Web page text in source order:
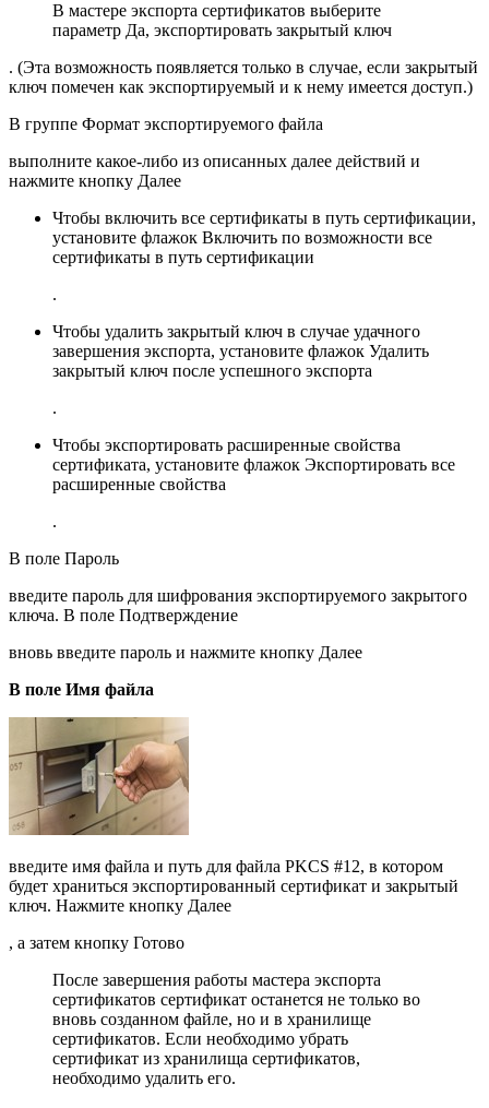
В мастере экспорта сертификатов выберите
параметр Да, экспортировать закрытый ключ
. (Эта возможность появляется только в случае, если закрытый
ключ помечен как экспортируемый и к нему имеется доступ.)
В группе Формат экспортируемого файла
выполните какое-либо из описанных далее действий и
нажмите кнопку Далее
Чтобы включить все сертификаты в путь сертификации,
установите флажок Включить по возможности все
сертификаты в путь сертификации
.
Чтобы удалить закрытый ключ в случае удачного
завершения экспорта, установите флажок Удалить
закрытый ключ после успешного экспорта
.
Чтобы экспортировать расширенные свойства
сертификата, установите флажок Экспортировать все
расширенные свойства
.
В поле Пароль
введите пароль для шифрования экспортируемого закрытого
ключа. В поле Подтверждение
вновь введите пароль и нажмите кнопку Далее
В поле Имя файла
введите имя файла и путь для файла PKCS #12, в котором
будет храниться экспортированный сертификат и закрытый
ключ. Нажмите кнопку Далее
, а затем кнопку Готово
После завершения работы мастера экспорта
сертификатов сертификат останется не только во
вновь созданном файле, но и в хранилище
сертификатов. Если необходимо убрать
сертификат из хранилища сертификатов,
необходимо удалить его.